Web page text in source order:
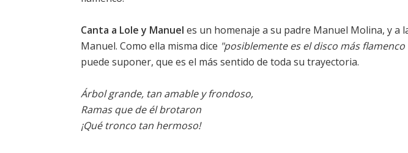
Canta a Lole y Manuel es un homenaje a su padre Manuel Molina, y a
Manuel. Como ella misma dice "posiblemente es el disco más
puede suponer, que es el más sentido de toda su trayectoria.
Árbol grande, tan amable y frondoso,
Ramas que de él brotaron
¡Qué tronco tan hermoso!